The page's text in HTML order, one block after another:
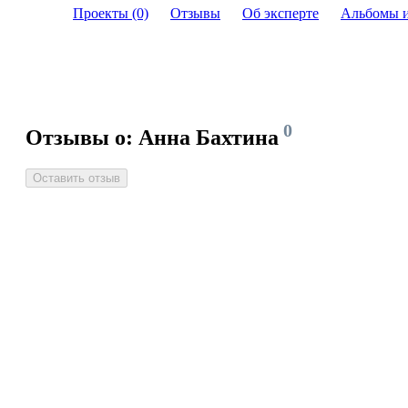
Проекты (0) Отзывы Об эксперте Альбомы
Отзывы о: Анна Бахтина 0
Оставить отзыв